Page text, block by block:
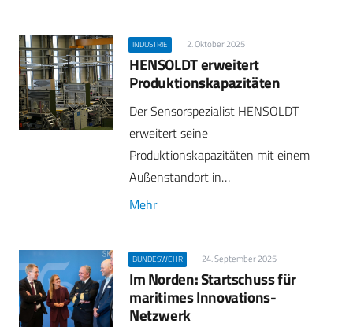
INDUSTRIE 2. Oktober 2025
HENSOLDT erweitert
Produktionskapazitäten
Der Sensorspezialist HENSOLDT
erweitert seine
Produktionskapazitäten mit einem
Außenstandort in…
Mehr
BUNDESWEHR 24. September 2025
Im Norden: Startschuss für
maritimes Innovations-
Netzwerk